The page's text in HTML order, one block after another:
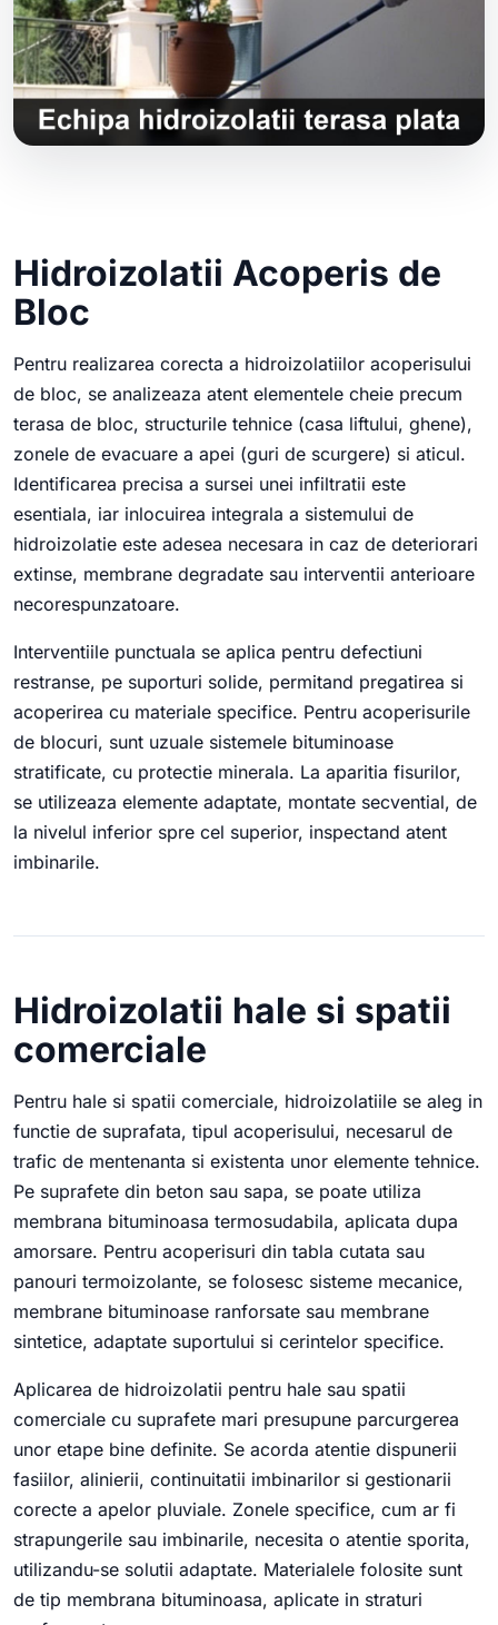
Hidroizolatii Acoperis de
Bloc
Pentru realizarea corecta a hidroizolatiilor acoperisului
de bloc, se analizeaza atent elementele cheie precum
terasa de bloc, structurile tehnice (casa liftului, ghene),
zonele de evacuare a apei (guri de scurgere) si aticul.
Identificarea precisa a sursei unei infiltratii este
esentiala, iar inlocuirea integrala a sistemului de
hidroizolatie este adesea necesara in caz de deteriorari
extinse, membrane degradate sau interventii anterioare
necorespunzatoare.
Interventiile punctuala se aplica pentru defectiuni
restranse, pe suporturi solide, permitand pregatirea si
acoperirea cu materiale specifice. Pentru acoperisurile
de blocuri, sunt uzuale sistemele bituminoase
stratificate, cu protectie minerala. La aparitia fisurilor,
se utilizeaza elemente adaptate, montate secvential, de
la nivelul inferior spre cel superior, inspectand atent
imbinarile.
Hidroizolatii hale si spatii
comerciale
Pentru hale si spatii comerciale, hidroizolatiile se aleg in
functie de suprafata, tipul acoperisului, necesarul de
trafic de mentenanta si existenta unor elemente tehnice.
Pe suprafete din beton sau sapa, se poate utiliza
membrana bituminoasa termosudabila, aplicata dupa
amorsare. Pentru acoperisuri din tabla cutata sau
panouri termoizolante, se folosesc sisteme mecanice,
membrane bituminoase ranforsate sau membrane
sintetice, adaptate suportului si cerintelor specifice.
Aplicarea de hidroizolatii pentru hale sau spatii
comerciale cu suprafete mari presupune parcurgerea
unor etape bine definite. Se acorda atentie dispunerii
fasiilor, alinierii, continuitatii imbinarilor si gestionarii
corecte a apelor pluviale. Zonele specifice, cum ar fi
strapungerile sau imbinarile, necesita o atentie sporita,
utilizandu-se solutii adaptate. Materialele folosite sunt
de tip membrana bituminoasa, aplicate in straturi